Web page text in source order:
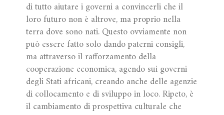
di tutto aiutare i governi a convincerli che il
loro futuro non è altrove, ma proprio nella
terra dove sono nati. Questo ovviamente non
può essere fatto solo dando paterni consigli,
ma attraverso il rafforzamento della
cooperazione economica, agendo sui governi
degli Stati africani, creando anche delle agenzie
di collocamento e di sviluppo in loco. Ripeto, è
il cambiamento di prospettiva culturale che